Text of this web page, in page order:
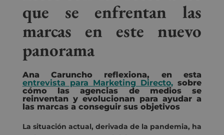
que se enfrentan las
marcas en este nuevo
panorama
Ana Caruncho reflexiona, en esta
entrevista para Marketing Directo, sobre
cómo las agencias de medios se
reinventan y evolucionan para ayudar a
las marcas a conseguir sus objetivos
La situación actual, derivada de la pandemia, ha